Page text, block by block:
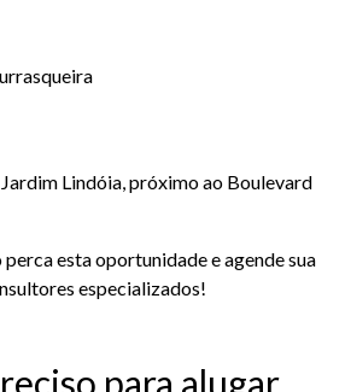
Lindóia, próximo ao Boulevard
perca esta oportunidade e agende sua
especializados!
para alugar